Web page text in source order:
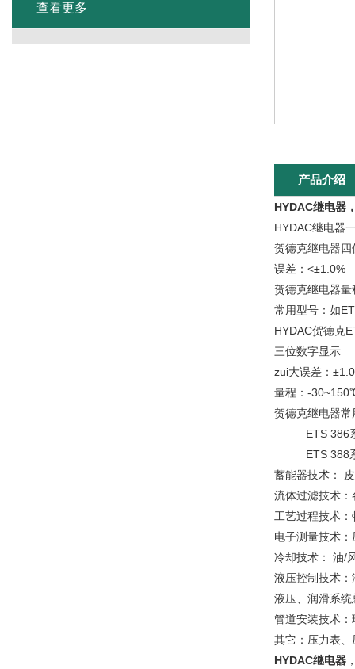
产品介绍
HYDAC继电器
HYDAC继电器
贺德克继电器
误差：<±1.0%
贺德克继电器
常用型号：如
HYDAC贺德克
三位数字显示
zui大误差：
量程：-
贺德克继电器
ETS 386系
ETS 388系
蓄能器技术：
流体过滤技术
工艺过程技术
电子测量技术
冷却技术： 油/
液压控制技术
液压、润滑系
管道安装技术
其它：压力表
HYDAC继电器
查看更多